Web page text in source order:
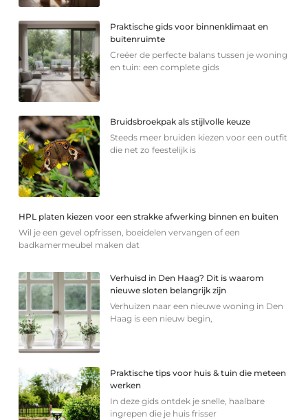
Praktische gids voor binnenklimaat en
buitenruimte
Creëer de perfecte balans tussen je woning
en tuin: een complete gids
Bruidsbroekpak als stijlvolle keuze
Steeds meer bruiden kiezen voor een outfit
die net zo feestelijk is
HPL platen kiezen voor een strakke afwerking binnen en buiten
Wil je een gevel opfrissen, boeidelen vervangen of een
badkamermeubel maken dat
Verhuisd in Den Haag? Dit is waarom
nieuwe sloten belangrijk zijn
Verhuizen naar een nieuwe woning in Den
Haag is een nieuw begin,
Praktische tips voor huis & tuin die meteen
werken
In deze gids ontdek je snelle, haalbare
ingrepen die je huis frisser